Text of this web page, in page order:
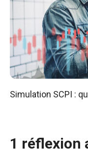
Simulation SCPI :
1 réflexion